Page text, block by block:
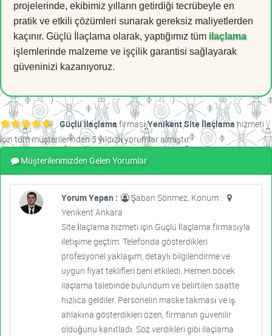
projelerinde, ekibimiz yılların getirdiği tecrübeyle en
pratik ve etkili çözümleri sunarak gereksiz maliyetlerden
kaçınır. Güçlü İlaçlama olarak, yaptığımız tüm ilaçlama
işlemlerinde malzeme ve işçilik garantisi sağlayarak
güveninizi kazanıyoruz.
Güçlü İlaçlama firmasıYenikent Site İlaçlamahizmeti
için tüm müşterilerinden 5 yıldızlı yorumlar almıştır.
Müşterilerimizden Gelen Yorumlar
Yorum Yapan :
Şaban Sönmez, Konum :
Yenikent Ankara
Site İlaçlama hizmeti için Güçlü İlaçlama firmasıyla
iletişime geçtim. Telefonda gösterdikleri
profesyonel yaklaşım, detaylı bilgilendirme ve
uygun fiyat teklifleri beni etkiledi. Hemen böcek
ilaçlama talebinde bulundum ve belirtilen saatte
hızlıca geldiler. Personelin maske takması ve iş
ahlakına gösterdikleri özen, firmanın güvenilir
olduğunu kanıtladı. Söz verdikleri gibi ilaçlama